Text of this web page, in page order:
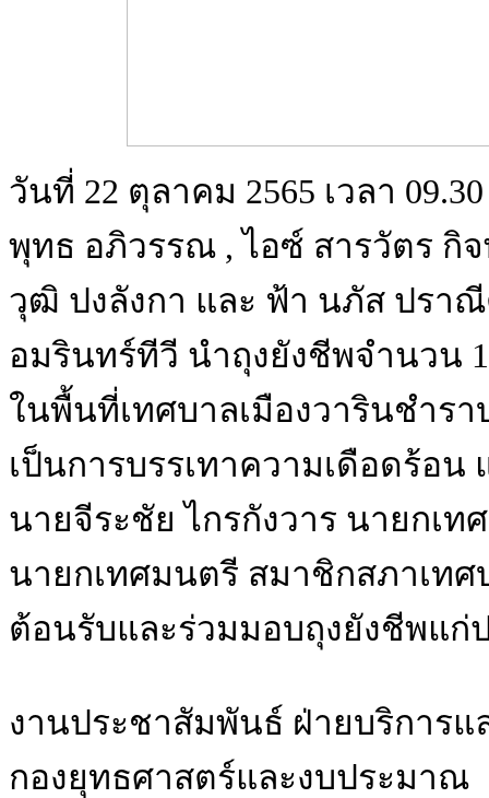
วันที่ 22 ตุลาคม 2565 เวลา
พุทธ อภิวรรณ , ไอซ์ สารวัตร
วุฒิ ปงลังกา และ ฟ้า นภัส ปรา
อมรินทร์ทีวี นำถุงยังชีพจำนวน
ในพื้นที่เทศบาลเมืองวารินชำร
เป็นการบรรเทาความเดือดร้อ
นายจีระชัย ไกรกังวาร นายกเ
นายกเทศมนตรี สมาชิกสภาเท
ต้อนรับและร่วมมอบถุงยังชีพแก่
งานประชาสัมพันธ์ ฝ่ายบริการแ
กองยุทธศาสตร์และงบประมาณ